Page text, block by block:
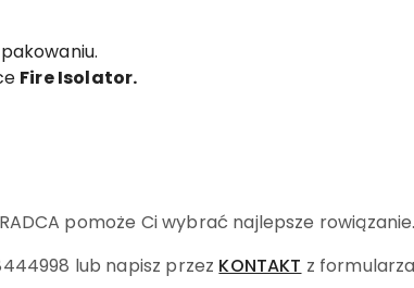
Fire Isolator.
pomoże Ci wybrać najlepsze
lub napisz przez KONTAKT z